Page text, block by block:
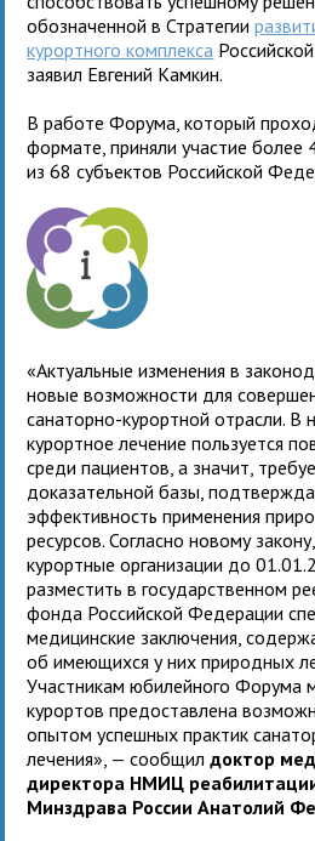
обозначенной в Стратегии
курортного комплекса
заявил Евгений Камкин.
В работе Форума, который
формате, приняли участие более
из 68 субъектов Российской
«Актуальные изменения в
новые возможности для
санаторно-курортной отрасли. В
курортное лечение пользуется
среди пациентов, а значит,
доказательной базы,
эффективность применения
ресурсов. Согласно новому
курортные организации до
разместить в государственном
фонда Российской Федерации
медицинские заключения,
об имеющихся у них природных
Участникам юбилейного Форума
курортов предоставлена
опытом успешных практик
лечения», — сообщилдоктор
директора НМИЦ
Минздрава России Анатолий